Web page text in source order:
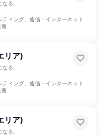
る。
ィング、通信・インターネット
画
リア)
る。
ィング、通信・インターネット
画
リア)
る。